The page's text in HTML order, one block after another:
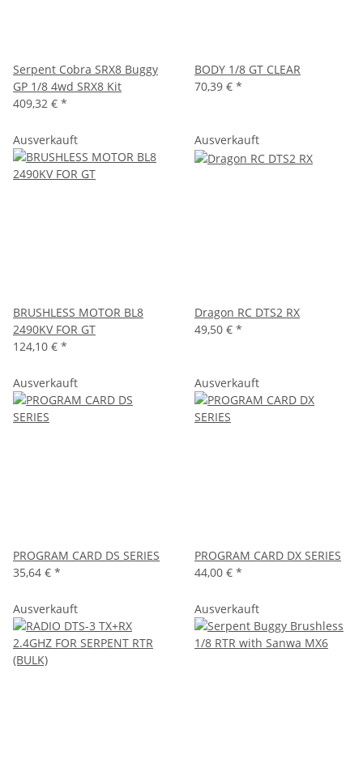
Serpent Cobra SRX8 Buggy
GP 1/8 4wd SRX8 Kit
409,32 € *
BODY 1/8 GT CLEAR
70,39 € *
Ausverkauft
BRUSHLESS MOTOR BL8
2490KV FOR GT
124,10 € *
Ausverkauft
Dragon RC DTS2 RX
49,50 € *
Ausverkauft
PROGRAM CARD DS SERIES
35,64 € *
Ausverkauft
PROGRAM CARD DX SERIES
44,00 € *
Ausverkauft Ausverkauft